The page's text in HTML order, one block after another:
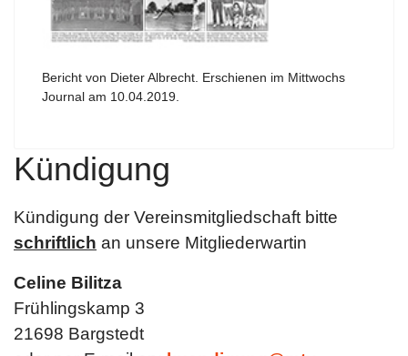
Bericht von Dieter Albrecht. Erschienen im Mittwochs
Journal am 10.04.2019.
Kündigung
Kündigung der Vereinsmitgliedschaft bitte
schriftlich an unsere Mitgliederwartin
Celine Bilitza
Frühlingskamp 3
21698 Bargstedt